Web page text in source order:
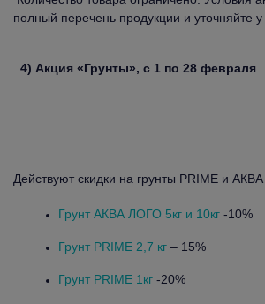
полный перечень продукции и уточняйте
4) Акция «Грунты», с 1 по 28 февраля
Действуют скидки на грунты PRIME и
Грунт АКВА ЛОГО 5кг и 10кг -10%
Грунт PRIME 2,7 кг – 15%
Грунт PRIME 1кг -20%